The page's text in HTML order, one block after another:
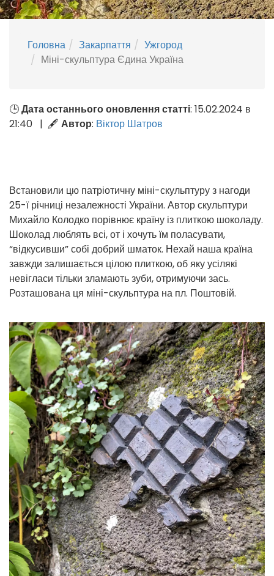
Головна Закарпаття
Ужгород
Міні-скульптура Єдина Україна
🕒Дата останнього оновлення статті: 15.02.2024 в
21:40 | 🖋 Автор: Віктор Шатров
Встановили цю патріотичну міні-скульптуру з нагоди
25-ї річниці незалежності України. Автор скульптури
Михайло Колодко порівнює країну із плиткою шоколаду.
Шоколад люблять всі, от і хочуть їм поласувати,
“відкусивши” собі добрий шматок. Нехай наша країна
завжди залишається цілою плиткою, об яку усілякі
невігласи тільки зламають зуби, отримуючи зась.
Розташована ця міні-скульптура на пл. Поштовій.